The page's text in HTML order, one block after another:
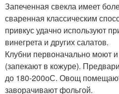
Запеченная свекла имеет
сваренная классическим
привкус удачно используют
винегрета и других салатов.
Клубни первоначально моют
(запекают в кожуре).
до 180-200оС. Овощ помещают
заворачивают фольгой.